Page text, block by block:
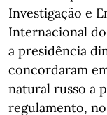
Investigação e
Internacional
a presidência
concordaram
natural russo a
regulamento,